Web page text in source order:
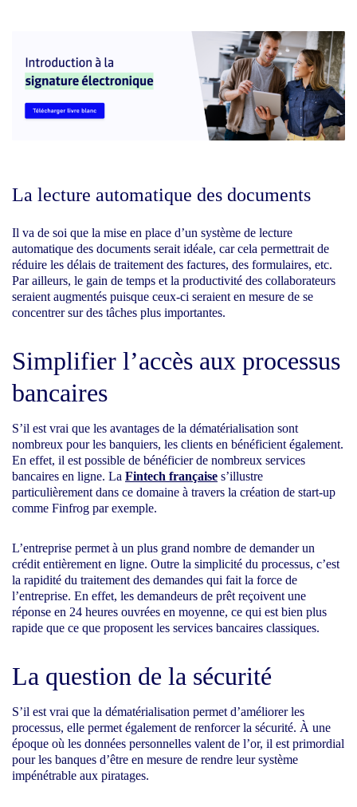
La lecture automatique des documents
Il va de soi que la mise en place d’un système de lecture
automatique des documents serait idéale, car cela permettrait de
réduire les délais de traitement des factures, des formulaires, etc.
Par ailleurs, le gain de temps et la productivité des collaborateurs
seraient augmentés puisque ceux-ci seraient en mesure de se
concentrer sur des tâches plus importantes.
Simplifier l’accès aux processus
bancaires
S’il est vrai que les avantages de la dématérialisation sont
nombreux pour les banquiers, les clients en bénéficient également.
En effet, il est possible de bénéficier de nombreux services
bancaires en ligne. La Fintech française s’illustre
particulièrement dans ce domaine à travers la création de start-up
comme Finfrog par exemple.
L’entreprise permet à un plus grand nombre de demander un
crédit entièrement en ligne. Outre la simplicité du processus, c’est
la rapidité du traitement des demandes qui fait la force de
l’entreprise. En effet, les demandeurs de prêt reçoivent une
réponse en 24 heures ouvrées en moyenne, ce qui est bien plus
rapide que ce que proposent les services bancaires classiques.
La question de la sécurité
S’il est vrai que la dématérialisation permet d’améliorer les
processus, elle permet également de renforcer la sécurité. À une
époque où les données personnelles valent de l’or, il est primordial
pour les banques d’être en mesure de rendre leur système
impénétrable aux piratages.